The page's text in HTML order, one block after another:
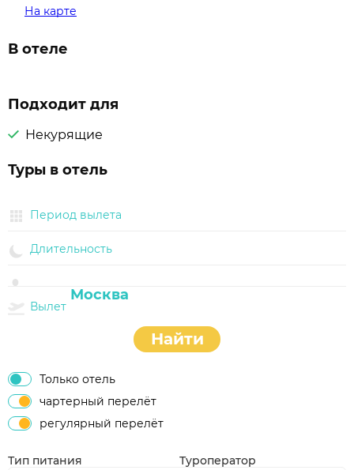
На карте
В отеле
Подходит для
Некурящие
Туры в отель
Период вылета
Длительность
Вылет
Найти
Только отель
чартерный перелёт
регулярный перелёт
Тип питания
Туроператор